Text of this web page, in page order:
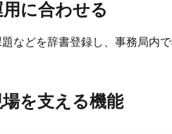
に合わせる
などを辞書登録し、事務局内
を支える機能